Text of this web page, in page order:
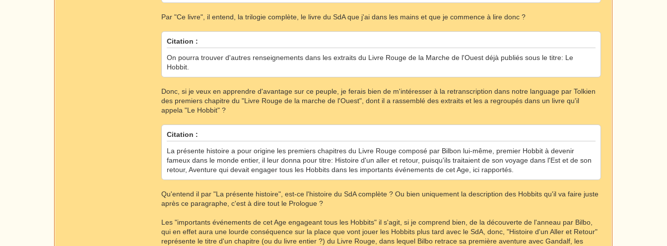
Par "Ce livre", il entend, la trilogie complète, le livre du SdA que j'ai dans les mains et que je commence à lire donc ?
Citation :
On pourra trouver d'autres renseignements dans les extraits du Livre Rouge de la Marche de l'Ouest déjà publiés sous le titre: Le
Hobbit.
Donc, si je veux en apprendre d'avantage sur ce peuple, je ferais bien de m'intéresser à la retranscription dans notre language par Tolkien
des premiers chapitre du "Livre Rouge de la marche de l'Ouest", dont il a rassemblé des extraits et les a regroupés dans un livre qu'il
appela "Le Hobbit" ?
Citation :
La présente histoire a pour origine les premiers chapitres du Livre Rouge composé par Bilbon lui-même, premier Hobbit à devenir
fameux dans le monde entier, il leur donna pour titre: Histoire d'un aller et retour, puisqu'ils traitaient de son voyage dans l'Est et de son
retour, Aventure qui devait engager tous les Hobbits dans les importants événements de cet Age, ici rapportés.
Qu'entend il par "La présente histoire", est-ce l'histoire du SdA complète ? Ou bien uniquement la description des Hobbits qu'il va faire juste
après ce paragraphe, c'est à dire tout le Prologue ?
Les "importants événements de cet Age engageant tous les Hobbits" il s'agit, si je comprend bien, de la découverte de l'anneau par Bilbo,
qui en effet aura une lourde conséquence sur la place que vont jouer les Hobbits plus tard avec le SdA, donc, "Histoire d'un Aller et Retour"
représente le titre d'un chapitre (ou du livre entier ?) du Livre Rouge, dans lequel Bilbo retrace sa première aventure avec Gandalf, les